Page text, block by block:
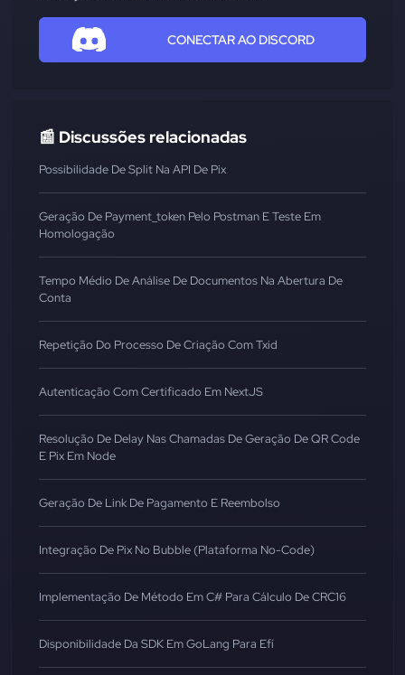
CONECTAR AO DISCORD
📰 Discussões relacionadas
Possibilidade De Split Na API De Pix
Geração De Payment_token Pelo Postman E Teste Em
Homologação
Tempo Médio De Análise De Documentos Na Abertura De
Conta
Repetição Do Processo De Criação Com Txid
Autenticação Com Certificado Em NextJS
Resolução De Delay Nas Chamadas De Geração De QR Code
E Pix Em Node
Geração De Link De Pagamento E Reembolso
Integração De Pix No Bubble (Plataforma No-Code)
Implementação De Método Em C# Para Cálculo De CRC16
Disponibilidade Da SDK Em GoLang Para Efí